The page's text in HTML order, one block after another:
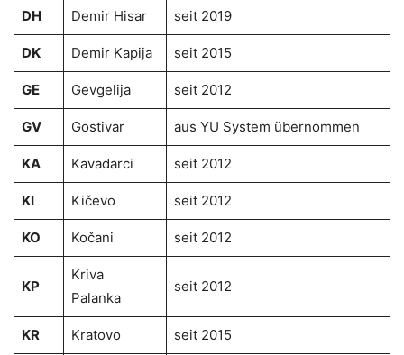
DH Demir Hisar seit 2019
DK Demir Kapija seit 2015
GE Gevgelija seit 2012
GV Gostivar aus YU System übernommen
KA Kavadarci seit 2012
KI Kičevo seit 2012
KO Kočani seit 2012
KP
Kriva
Palanka
seit 2012
KR Kratovo seit 2015